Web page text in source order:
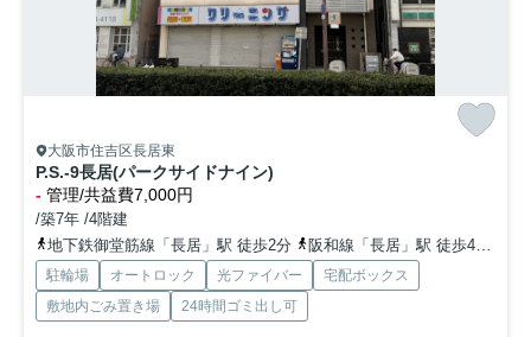
大阪市住吉区長居東
P.S.-9長居(パークサイドナイン)
- 管理/共益費7,000円
/築7年 /4階建
地下鉄御堂筋線「長居」駅 徒歩2分
阪和線「長居」駅 徒歩4分
駐輪場 オートロック 光ファイバー
宅配ボックス
敷地内ごみ置き場
24時間ゴミ出し可